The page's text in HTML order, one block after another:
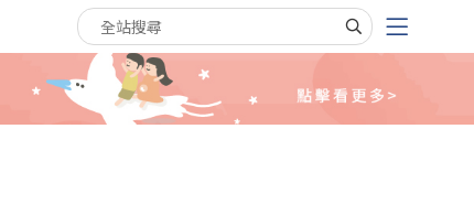
搜尋關鍵字